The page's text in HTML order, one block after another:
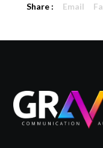
Share : Email